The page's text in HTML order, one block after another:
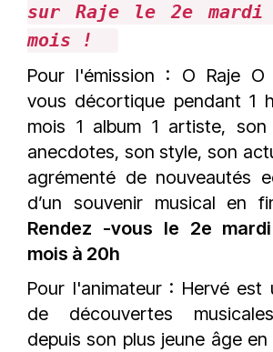
sur Raje le 2e mardi
mois !
Pour l'émission : O Raje O
vous décortique pendant 1
mois 1 album 1 artiste,
anecdotes, son style, son
agrémenté de nouveautés
d’un souvenir musical en
Rendez -vous le 2e
mois à 20h
Pour l'animateur : Hervé est
de découvertes
depuis son plus jeune âge